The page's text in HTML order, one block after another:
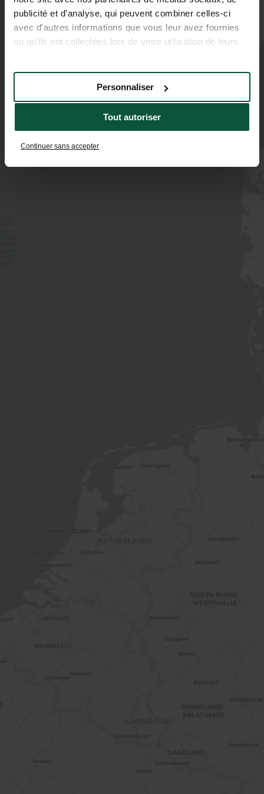
publicité et d'analyse, qui peuvent combiner celles-ci
avec d'autres informations que vous leur avez fournies
ou qu'ils ont collectées lors de votre utilisation de leurs
Tout autoriser
Personnaliser
Continuer sans accepter